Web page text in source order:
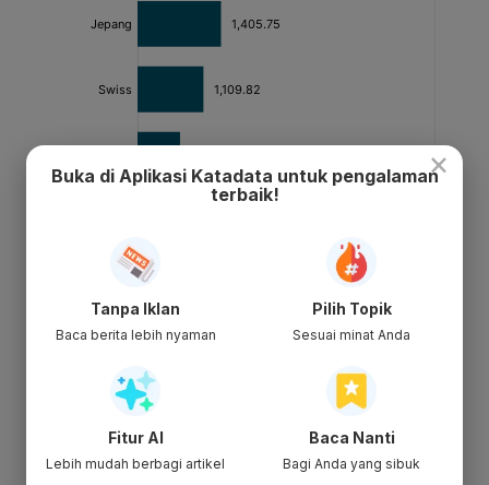
×
Buka di Aplikasi Katadata untuk pengalaman
terbaik!
Tanpa Iklan
Baca berita lebih nyaman
Pilih Topik
Sesuai minat Anda
Fitur AI
Lebih mudah berbagi artikel
Baca Nanti
Bagi Anda yang sibuk